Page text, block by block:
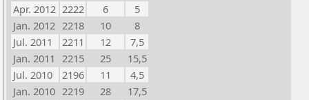
Apr. 2012 2222 6
5
Jan. 2012 2218 10
8
Jul. 2011
2211 12
7,5
Jan. 2011 2215 25
15,5
Jul. 2010
2196 11
4,5
Jan. 2010 2219 28
17,5